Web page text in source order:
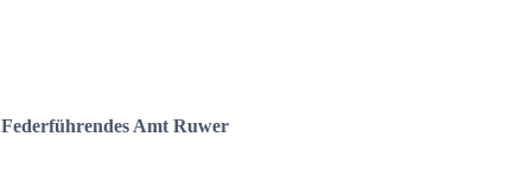
Federführendes Amt Ruwer